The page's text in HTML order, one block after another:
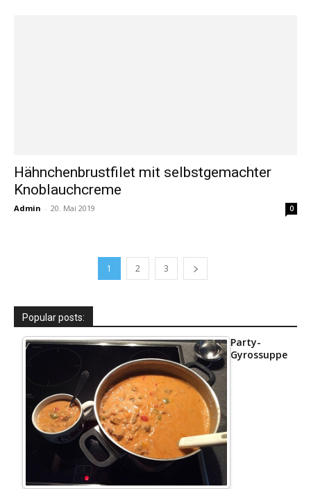
Hähnchenbrustfilet mit selbstgemachter
Knoblauchcreme
Admin - 20. Mai 2019 0
1 2 3
Popular posts:
Party-
Gyrossuppe